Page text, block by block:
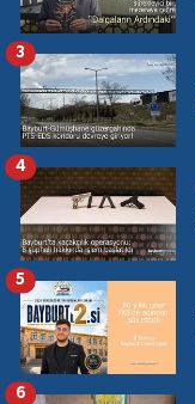
3
4
5
6